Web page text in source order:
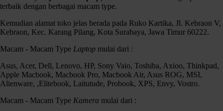
terbaik dengan berbagai macam type.
Kemudian alamat toko jelas berada pada Ruko Kartika, Jl. Kebraon V,
Kebraon, Kec. Karang Pilang, Kota Surabaya, Jawa Timur 60222.
Macam - Macam Type Laptop mulai dari :
Asus, Acer, Dell, Lenovo, HP, Sony Vaio, Toshiba, Axioo, Thinkpad,
Apple Macbook, Macbook Pro, Macbook Air, Asus ROG, MSI,
Alienware, ,Elitebook, Laitutude, Probook, XPS, Envy, Vostro.
Macam - Macam Type Kamera mulai dari :